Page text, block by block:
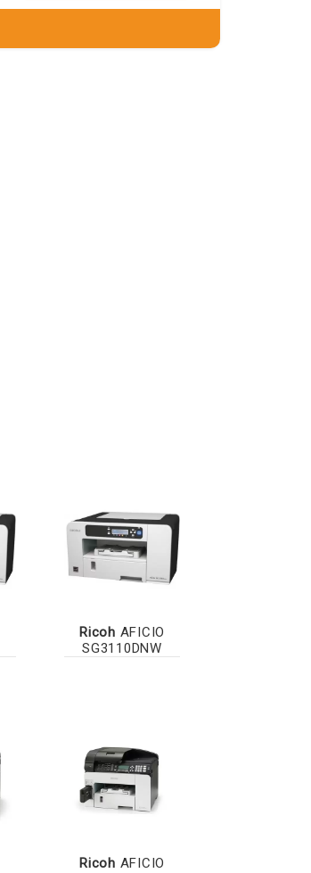
Ricoh AFICIO
SG3110DNW
Ricoh AFICIO